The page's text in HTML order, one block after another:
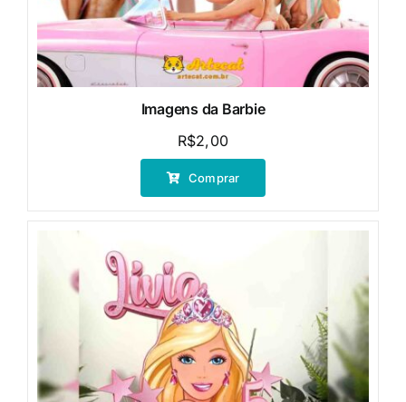
Imagens da Barbie
R$2,00
Comprar